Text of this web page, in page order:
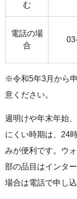
む
電話の場
合
※令和5年3月から
意ください。
週明けや年末年始
にくい時期は、24
みが便利です。ウ
部の品目はインタ
場合は電話で申し